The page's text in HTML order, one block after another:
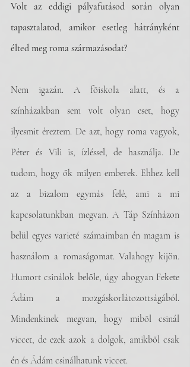
Volt az eddigi pályafutásod során olyan
tapasztalatod, amikor esetleg hátrányként
élted meg roma származásodat?
Nem igazán. A főiskola alatt, és a
színházakban sem volt olyan eset, hogy
ilyesmit éreztem. De azt, hogy roma vagyok,
Péter és Vili is, ízléssel, de használja. De
tudom, hogy ők milyen emberek. Ehhez kell
az a bizalom egymás felé, ami a mi
kapcsolatunkban megvan. A Táp Színházon
belül egyes varieté számaimban én magam is
használom a romaságomat. Valahogy kijön.
Humort csinálok belőle, úgy ahogyan Fekete
Ádám a mozgáskorlátozottságából.
Mindenkinek megvan, hogy miből csinál
viccet, de ezek azok a dolgok, amikből csak
én és Ádám csinálhatunk viccet.